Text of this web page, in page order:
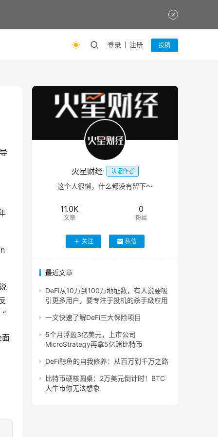
登录 注册 投稿
面
火星财经 认证作者
这个人很懒，什么都没有留下～
11.0K
文章
0
粉丝
关注 私信
最近文章
DeFi从10万到100万地址数，有人说要吸
引更多用户，要专注于投机的杀手级应用
一文快速了解DeFi三大保险项目
5个月浮盈3亿美元，上市公司
MicroStrategy再拿5亿赌比特币
DeFi鲸鱼的自我修养：从百万到千万之路
比特币硬核圆桌：2万美元倒计时！BTC
大牛市你无法想象